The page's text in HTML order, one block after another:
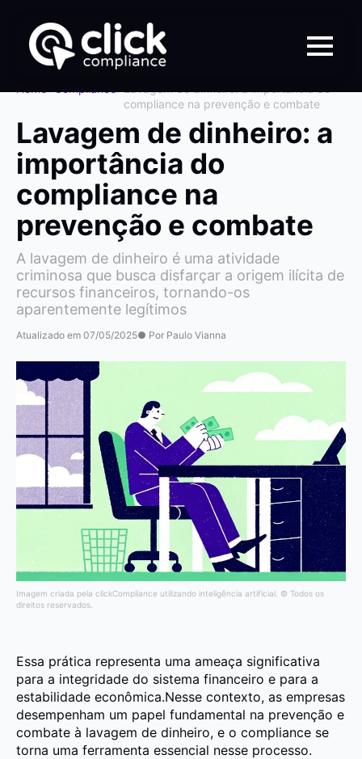
compliance na prevenção e combate
Lavagem de dinheiro: a
importância do
compliance na
prevenção e combate
A lavagem de dinheiro é uma atividade
criminosa que busca disfarçar a origem ilícita de
recursos financeiros, tornando-os
aparentemente legítimos
Atualizado em 07/05/2025● Por Paulo Vianna
Imagem criada pela clickCompliance utilizando inteligência artificial. © Todos os
direitos reservados.
Essa prática representa uma ameaça significativa
para a integridade do sistema financeiro e para a
estabilidade econômica.Nesse contexto, as empresas
desempenham um papel fundamental na prevenção e
combate à lavagem de dinheiro, e o compliance se
torna uma ferramenta essencial nesse processo.